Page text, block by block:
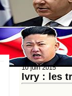
10 juin 2015
Ivry : les